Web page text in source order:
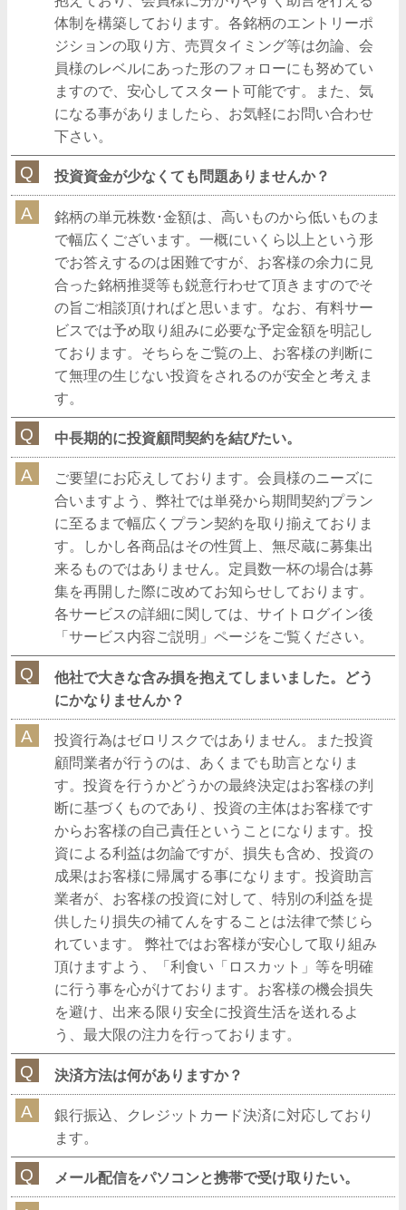
体制を構築しております。各銘柄のエントリーポ
ジションの取り方、売買タイミング等は勿論、会
員様のレベルにあった形のフォローにも努めてい
ますので、安心してスタート可能です。また、気
になる事がありましたら、お気軽にお問い合わせ
下さい。
投資資金が少なくても問題ありませんか？
銘柄の単元株数･金額は、高いものから低いものま
で幅広くございます。一概にいくら以上という形
でお答えするのは困難ですが、お客様の余力に見
合った銘柄推奨等も鋭意行わせて頂きますのでそ
の旨ご相談頂ければと思います。なお、有料サー
ビスでは予め取り組みに必要な予定金額を明記し
ております。そちらをご覧の上、お客様の判断に
て無理の生じない投資をされるのが安全と考えま
す。
中長期的に投資顧問契約を結びたい。
ご要望にお応えしております。会員様のニーズに
合いますよう、弊社では単発から期間契約プラン
に至るまで幅広くプラン契約を取り揃えておりま
す。しかし各商品はその性質上、無尽蔵に募集出
来るものではありません。定員数一杯の場合は募
集を再開した際に改めてお知らせしております。
各サービスの詳細に関しては、サイトログイン後
「サービス内容ご説明」ページをご覧ください。
他社で大きな含み損を抱えてしまいました。どう
にかなりませんか？
投資行為はゼロリスクではありません。また投資
顧問業者が行うのは、あくまでも助言となりま
す。投資を行うかどうかの最終決定はお客様の判
断に基づくものであり、投資の主体はお客様です
からお客様の自己責任ということになります。投
資による利益は勿論ですが、損失も含め、投資の
成果はお客様に帰属する事になります。投資助言
業者が、お客様の投資に対して、特別の利益を提
供したり損失の補てんをすることは法律で禁じら
れています。 弊社ではお客様が安心して取り組み
頂けますよう、「利食い「ロスカット」等を明確
に行う事を心がけております。お客様の機会損失
を避け、出来る限り安全に投資生活を送れるよ
う、最大限の注力を行っております。
決済方法は何がありますか？
銀行振込、クレジットカード決済に対応しており
ます。
メール配信をパソコンと携帯で受け取りたい。